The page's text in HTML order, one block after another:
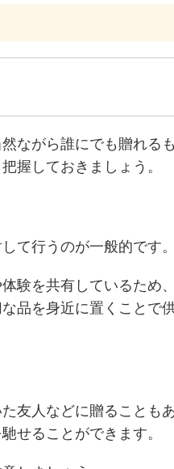
ながら誰にでも贈れる
握しておきましょう。
て行うのが一般的です。
験を共有しているため
品を身近に置くことで
友人などに贈ることも
せることができます。